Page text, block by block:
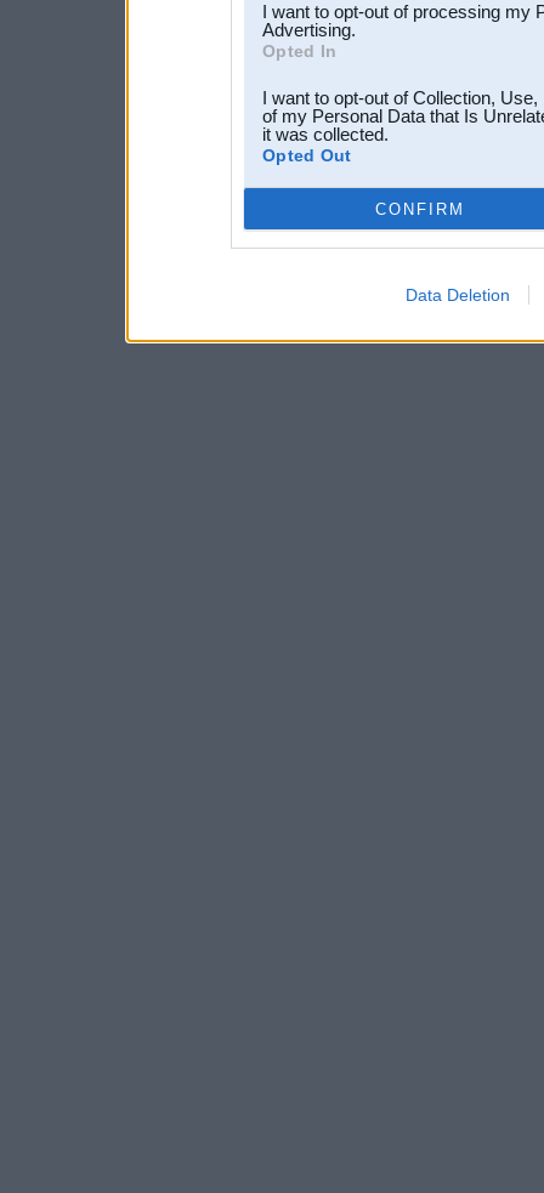
I want to opt-out of processing my
Advertising.
Opted In
I want to opt-out of Collection,
of my Personal Data that Is
it was collected.
Opted Out
CONFIRM
Data Deletion